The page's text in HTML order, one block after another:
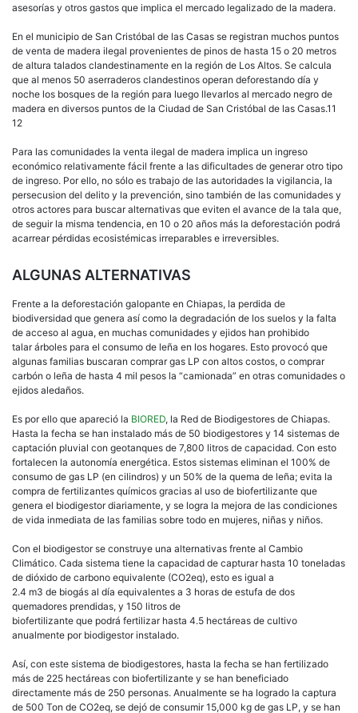
asesorías y otros gastos que implica el mercado legalizado de la madera.
En el municipio de San Cristóbal de las Casas se registran muchos puntos
de venta de madera ilegal provenientes de pinos de hasta 15 o 20 metros
de altura talados clandestinamente en la región de Los Altos. Se calcula
que al menos 50 aserraderos clandestinos operan deforestando día y
noche los bosques de la región para luego llevarlos al mercado negro de
madera en diversos puntos de la Ciudad de San Cristóbal de las Casas.11
12
Para las comunidades la venta ilegal de madera implica un ingreso
económico relativamente fácil frente a las dificultades de generar otro tipo
de ingreso. Por ello, no sólo es trabajo de las autoridades la vigilancia, la
persecusion del delito y la prevención, sino también de las comunidades y
otros actores para buscar alternativas que eviten el avance de la tala que,
de seguir la misma tendencia, en 10 o 20 años más la deforestación podrá
acarrear pérdidas ecosistémicas irreparables e irreversibles.
ALGUNAS ALTERNATIVAS
Frente a la deforestación galopante en Chiapas, la perdida de
biodiversidad que genera así como la degradación de los suelos y la falta
de acceso al agua, en muchas comunidades y ejidos han prohibido
talar árboles para el consumo de leña en los hogares. Esto provocó que
algunas familias buscaran comprar gas LP con altos costos, o comprar
carbón o leña de hasta 4 mil pesos la “camionada” en otras comunidades o
ejidos aledaños.
Es por ello que apareció la BIORED, la Red de Biodigestores de Chiapas.
Hasta la fecha se han instalado más de 50 biodigestores y 14 sistemas de
captación pluvial con geotanques de 7,800 litros de capacidad. Con esto
fortalecen la autonomía energética. Estos sistemas eliminan el 100% de
consumo de gas LP (en cilindros) y un 50% de la quema de leña; evita la
compra de fertilizantes químicos gracias al uso de biofertilizante que
genera el biodigestor diariamente, y se logra la mejora de las condiciones
de vida inmediata de las familias sobre todo en mujeres, niñas y niños.
Con el biodigestor se construye una alternativas frente al Cambio
Climático. Cada sistema tiene la capacidad de capturar hasta 10 toneladas
de dióxido de carbono equivalente (CO2eq), esto es igual a
2.4 m3 de biogás al día equivalentes a 3 horas de estufa de dos
quemadores prendidas, y 150 litros de
biofertilizante que podrá fertilizar hasta 4.5 hectáreas de cultivo
anualmente por biodigestor instalado.
Así, con este sistema de biodigestores, hasta la fecha se han fertilizado
más de 225 hectáreas con biofertilizante y se han beneficiado
directamente más de 250 personas. Anualmente se ha logrado la captura
de 500 Ton de CO2eq, se dejó de consumir 15,000 kg de gas LP, y se han